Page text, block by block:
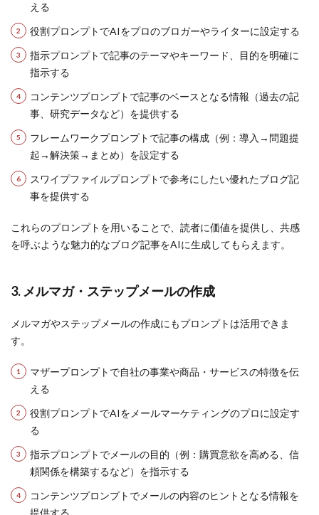
える
役割プロンプトでAIをプロのブロガーやライターに設定する
指示プロンプトで記事のテーマやキーワード、目的を明確に
指示する
コンテンツプロンプトで記事のベースとなる情報（過去の記
事、研究データなど）を提供する
フレームワークプロンプトで記事の構成（例：導入→問題提
起→解決策→まとめ）を設定する
スワイプファイルプロンプトで参考にしたい優れたブログ記
事を提供する
これらのプロンプトを用いることで、読者に価値を提供し、共感
を呼ぶような魅力的なブログ記事をAIに生成してもらえます。
3. メルマガ・ステップメールの作成
メルマガやステップメールの作成にもプロンプトは活用できま
す。
マザープロンプトで自社の事業や商品・サービスの特徴を伝
える
役割プロンプトでAIをメールマーケティングのプロに設定す
る
指示プロンプトでメールの目的（例：購買意欲を高める、信
頼関係を構築するなど）を指示する
コンテンツプロンプトでメールの内容のヒントとなる情報を